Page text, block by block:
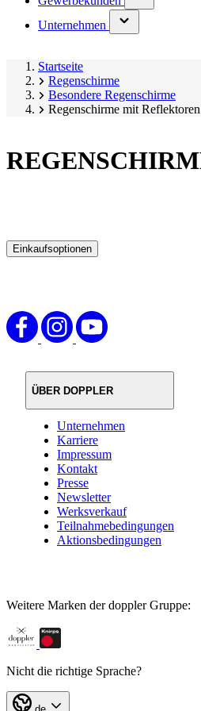
submenu)
Unternehmen
(has
submenu)
Startseite
Regenschirme
Besondere Regenschirme
Regenschirme mit Reflektoren
Einkaufsoptionen
ÜBER DOPPLER
Unternehmen
Karriere
Impressum
Kontakt
Presse
Newsletter
Werksverkauf
Teilnahmebedingungen
Aktionsbedingungen
Weitere Marken der doppler Gruppe:
Nicht die richtige Sprache?